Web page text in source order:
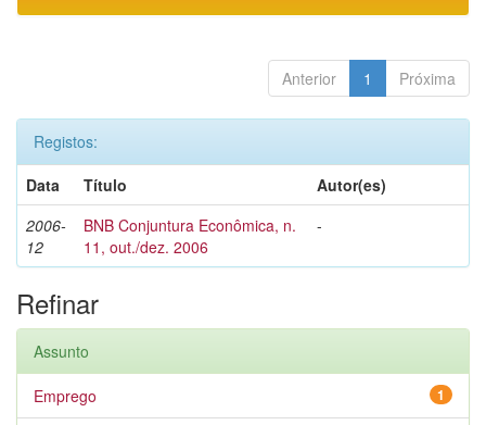
Anterior 1 Próxima
Registos:
Data
Título
Autor(es)
2006-
12
BNB Conjuntura Econômica, n.
11, out./dez. 2006
-
Refinar
Assunto
1
Emprego